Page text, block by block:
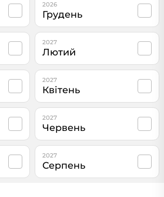
2026
Грудень
2027
Лютий
2027
Квітень
2027
Червень
2027
Серпень